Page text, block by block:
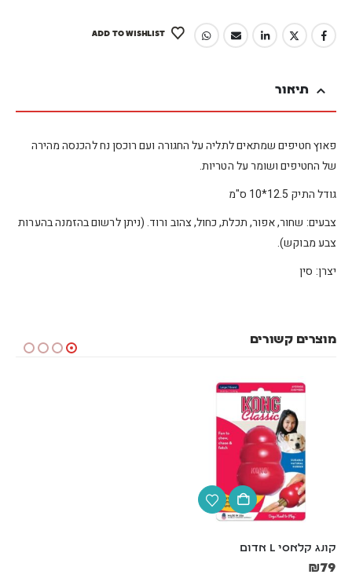
ADD TO WISHLIST
תיאור
פאוץ חטיפים שמתאים לתליה על החגורה ועם רוכסן נח להכנסה מהירה
של החטיפים ושומר על הטריות.
גודל התיק 12.5*10 ס"מ
צבעים: שחור, אפור, תכלת, כחול, צהוב ורוד. (ניתן לרשום בהזמנה בהערות
צבע מבוקש).
יצרן: סין
מוצרים קשורים
קונג קלאסי L אדום
₪79